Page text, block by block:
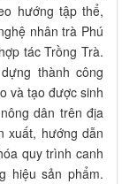
hướng tập thể,
nhân trà Phú
tác Trồng Trà.
thành công
và tạo được sinh
dân trên địa
xuất, hướng dẫn
quy trình canh
hiệu sản phẩm.